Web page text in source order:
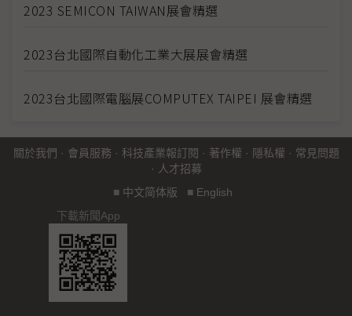
2023 SEMICON TAIWAN展會精選
2023台北國際自動化工業大展展會精選
2023台北國際電腦展COMPUTEX TAIPEI 展會精選
關於我們 · 會員服務 · 科技產業報訂閱 · 著作權 · 隱私權 · 常見問題
· 人才招募
■ 中文简体版 ■ English
下載新聞App